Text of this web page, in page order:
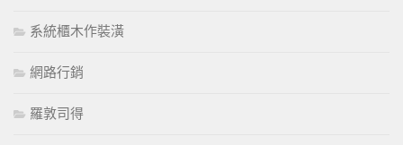
系統櫃木作裝潢
網路行銷
羅敦司得